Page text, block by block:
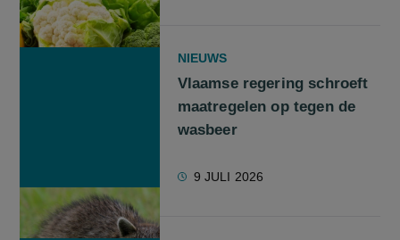
NIEUWS
Vlaamse regering schroeft
maatregelen op tegen de
wasbeer
9 JULI 2026